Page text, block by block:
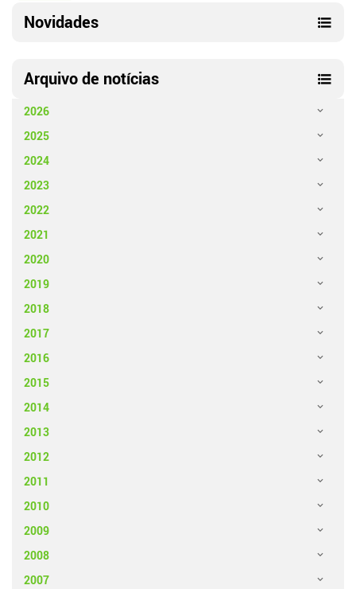
Novidades
Arquivo de notícias
2026
2025
2024
2023
2022
2021
2020
2019
2018
2017
2016
2015
2014
2013
2012
2011
2010
2009
2008
2007